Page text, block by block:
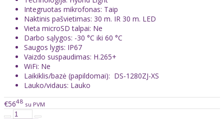
Integruotas mikrofonas: Taip
Naktinis pašvietimas: 30 m. IR 30 m. LED
Vieta microSD talpai: Ne
Darbo sąlygos: -30 °C iki 60 °C
Saugos lygis: IP67
Vaizdo suspaudimas: H.265+
WiFi: Ne
Laikiklis/bazė (papildomai): DS-1280ZJ-XS
Lauko/vidaus: Lauko
€5648 su PVM